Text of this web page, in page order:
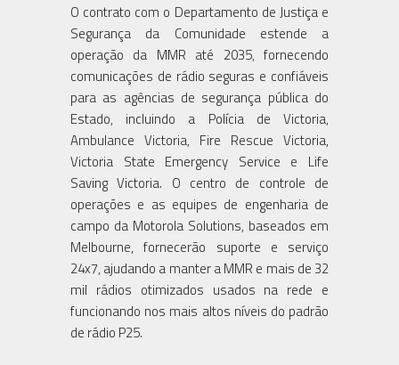
O contrato com o Departamento de Justiça e
Segurança da Comunidade estende a
operação da MMR até 2035, fornecendo
comunicações de rádio seguras e confiáveis
para as agências de segurança pública do
Estado, incluindo a Polícia de Victoria,
Ambulance Victoria, Fire Rescue Victoria,
Victoria State Emergency Service e Life
Saving Victoria. O centro de controle de
operações e as equipes de engenharia de
campo da Motorola Solutions, baseados em
Melbourne, fornecerão suporte e serviço
24x7, ajudando a manter a MMR e mais de 32
mil rádios otimizados usados na rede e
funcionando nos mais altos níveis do padrão
de rádio P25.